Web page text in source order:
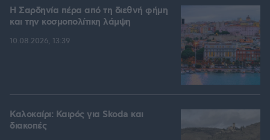
Η Σαρδηνία πέρα από τη διεθνή φήμη
και την κοσμοπολίτικη λάμψη
10.08.2026, 13:39
Καλοκαίρι: Καιρός για Skoda και
διακοπές